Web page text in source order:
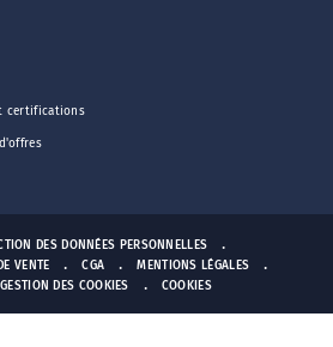
certifications
DES DONNÉES PERSONNELLES
VENTE
CGA
MENTIONS LÉGALES
DES COOKIES
COOKIES